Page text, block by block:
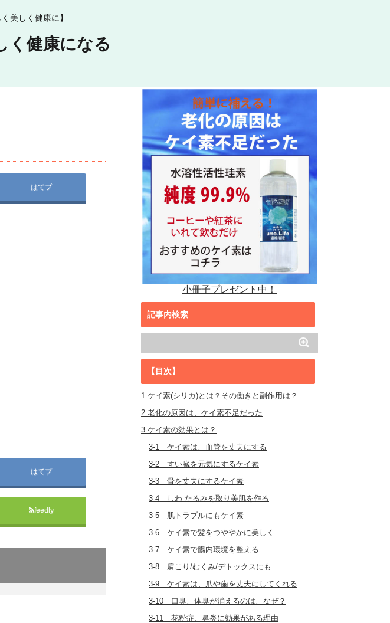
美しく健康に】
く健康になる
はてブ
はてブ
feedly
小冊子プレゼント中！
記事内検索
【目次】
1.ケイ素(シリカ)とは？その働きと副作用は？
2.老化の原因は、ケイ素不足だった
3.ケイ素の効果とは？
3-1 ケイ素は、血管を丈夫にする
3-2 すい臓を元気にするケイ素
3-3 骨を丈夫にするケイ素
3-4 しわ たるみを取り美肌を作る
3-5 肌トラブルにもケイ素
3-6 ケイ素で髪をつややかに美しく
3-7 ケイ素で腸内環境を整える
3-8 肩こり/むくみ/デトックスにも
3-9 ケイ素は、爪や歯を丈夫にしてくれる
3-10 口臭、体臭が消えるのは、なぜ？
3-11 花粉症、鼻炎に効果がある理由